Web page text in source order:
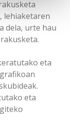
lehiaketaren
dela, urte hau
eta
eta